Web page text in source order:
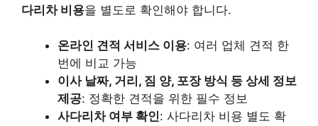
다리차 비용을 별도로 확인해야 합니다.
온라인 견적 서비스 이용: 여러 업체 견적 한
번에 비교 가능
이사 날짜, 거리, 짐 양, 포장 방식 등 상세 정보
제공: 정확한 견적을 위한 필수 정보
사다리차 여부 확인: 사다리차 비용 별도 확